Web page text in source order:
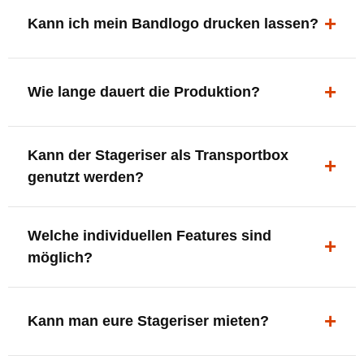
ergonomisch, sicher und gut sichtbar.
Kann ich mein Bandlogo drucken lassen?
deine Bühne, deine Marke.
Wie lange dauert die Produktion?
innerhalb Deutschlands kostenfrei.
Kann der Stageriser als Transportbox
genutzt werden?
oder Zubehör nutzen.
Welche individuellen Features sind
möglich?
XLR-Brücke / Schnittstelle
Setlist-Clip
Kann man eure Stageriser mieten?